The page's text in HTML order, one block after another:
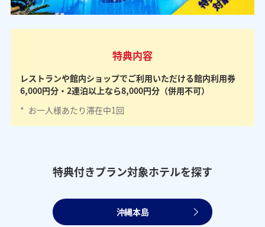
特典内容
レストランや館内ショップでご利用いただける館内利用券
6,000円分・2連泊以上なら8,000円分（併用不可）
* お一人様あたり滞在中1回
特典付きプラン対象ホテルを探す
沖縄本島